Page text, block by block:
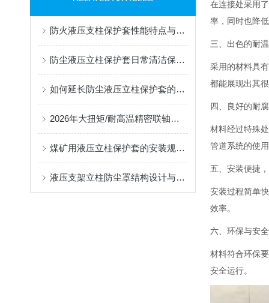
防火液压支柱保护套性能特点与阻燃防护应用
防尘液压立柱保护套日常清洁保养与更换规范
如何延长防尘液压立柱保护套的使用寿命？
2026年大扭矩/耐高温精密联轴器定制找哪家？能实现精准定制的优质厂家盘点
煤矿用液压立柱保护套的安装规范与使用寿命提升方案
液压支架立柱防尘罩结构设计与密封防护原理
在连接处采用
率，同时也降
三、出色的耐
采用的材料具
都能展现出其
四、良好的耐
材料经过特殊
管道系统的使
五、安装便捷
安装过程简单
效率。
六、环保与安
材料符合环保
安全运行。